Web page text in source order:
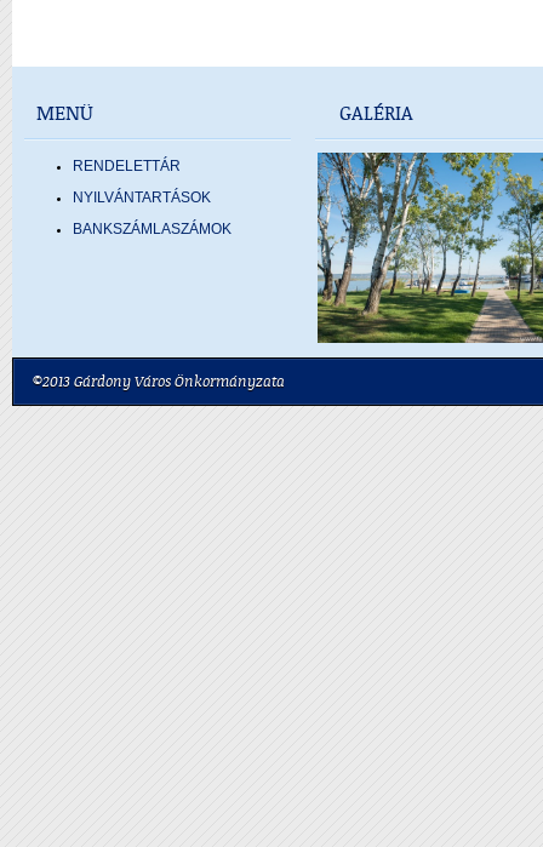
MENÜ
RENDELETTÁR
NYILVÁNTARTÁSOK
BANKSZÁMLASZÁMOK
GALÉRIA
©2013 Gárdony Város Önkormányzata